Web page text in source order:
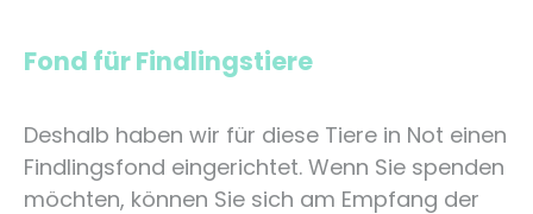
Fond für Findlingstiere
Deshalb haben wir für diese Tiere in Not einen
Findlingsfond eingerichtet. Wenn Sie spenden
möchten, können Sie sich am Empfang der